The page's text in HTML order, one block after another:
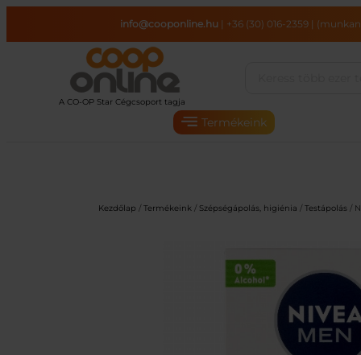
tartalomhoz
info@cooponline.hu | +36 (30) 016-2359|
Termékeink
Kezdőlap / Termékeink / Szépségápolás, higiénia / Testápolás /